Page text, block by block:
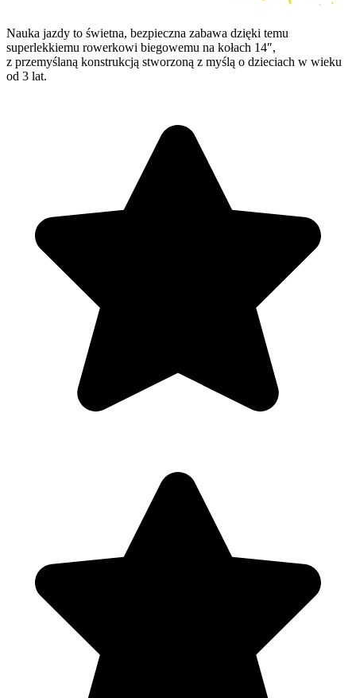
Nauka jazdy to świetna, bezpieczna zabawa dzięki temu
superlekkiemu rowerkowi biegowemu na kołach 14″,
z przemyślaną konstrukcją stworzoną z myślą o dzieciach w wieku
od 3 lat.